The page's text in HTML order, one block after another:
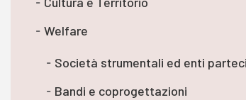
Welfare
Società strumentali ed enti
Bandi e coprogettazioni